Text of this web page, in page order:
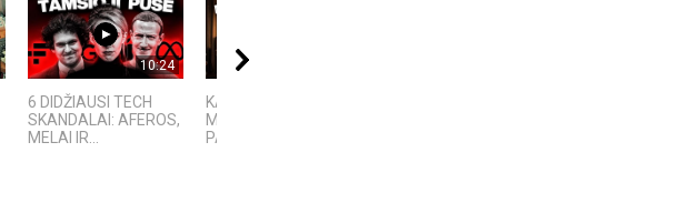
10:24
6 DIDŽIAUSI TECH
SKANDALAI: AFEROS,
MELAI IR...
KAMUOLINIS ŽAIBAS:
MĮSLINGA GAMTOS
PASLAPTIS